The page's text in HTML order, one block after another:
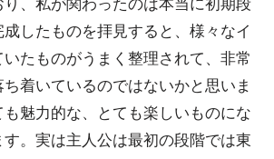
、私が関わったのは本当に初期段
したものを拝見すると、様々なイ
たものがうまく整理されて、非常
着いているのではないかと思いま
魅力的な、とても楽しいものにな
。実は主人公は最初の段階では東